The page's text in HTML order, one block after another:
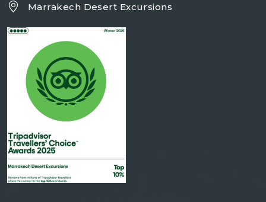
Marrakech Desert Excursions